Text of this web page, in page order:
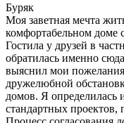
Буряк
Моя заветная мечта
комфортабельном доме
Гостила у друзей в
обратилась именно
выяснил мои
дружелюбной
домов. Я определилась
стандартных проектов,